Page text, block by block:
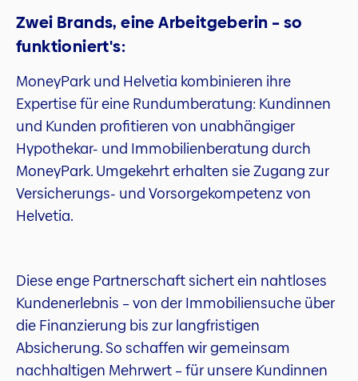
Zwei Brands, eine Arbeitgeberin – so
funktioniert's:
MoneyPark und Helvetia kombinieren ihre
Expertise für eine Rundumberatung: Kundinnen
und Kunden profitieren von unabhängiger
Hypothekar- und Immobilienberatung durch
MoneyPark. Umgekehrt erhalten sie Zugang zur
Versicherungs- und Vorsorgekompetenz von
Helvetia.
Diese enge Partnerschaft sichert ein nahtloses
Kundenerlebnis – von der Immobiliensuche über
die Finanzierung bis zur langfristigen
Absicherung. So schaffen wir gemeinsam
nachhaltigen Mehrwert – für unsere Kundinnen